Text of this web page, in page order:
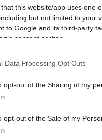
that this website/app uses one
but not limited to your
to Google and its third-party
consent section.
Data Processing Opt Outs
opt-out of the Sharing of my
opt-out of the Sale of my
A
jelentőséggel bír
közvetlen
kapcsolatokra, a
életminőségre.
személyiség segít
legyen adaptálni a
pozitívan
hatékonyan